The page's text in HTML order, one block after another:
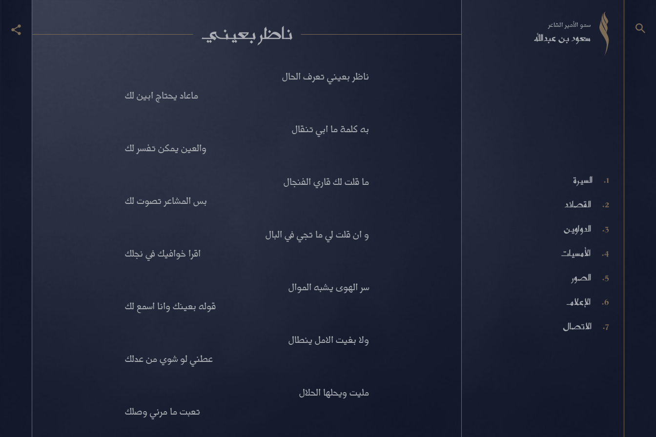
سمو الأمير الشاعر
سعود بن عبدالله
السيرة
القصائد
الدواوين
الأمسيات
الصور
الإعلام
الاتصال
ناظر بعيني
ناظر بعيني تعرف الحال
ماعاد يحتاج ابين لك
به كلمة ما ابي تنقال
والعين يمكن تفسر لك
ما قلت لك قاري الفنجال
بس المشاعر تصوت لك
و ان قلت لي ما تجي في البال
اقرا خوافيك في نجلك
سر الهوى يشبه الموال
قوله بعينك وانا اسمع لك
ولا بغيت الامل ينطال
عطني لو شوي من عدلك
مليت ويحلها الحلال
تعبت ما مرني وصلك